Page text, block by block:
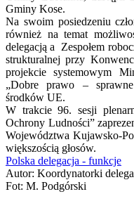
Gminy Kose.
Na swoim posiedzeniu
również na temat
delegacją a Zespołem
strukturalnej przy
projekcie systemowym
„Dobre prawo – sprawne
środków UE.
W trakcie 96. sesji
Ochrony Ludności”
Województwa Kujawsko-
większością głosów.
Polska delegacja - funkcje
Autor: Koordynatorki
Fot: M. Podgórski